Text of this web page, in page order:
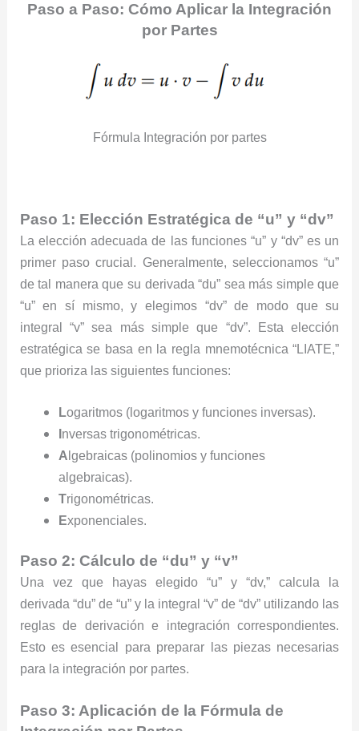
Paso a Paso: Cómo Aplicar la Integración
por Partes
Fórmula Integración por partes
Paso 1: Elección Estratégica de “u” y “dv”
La elección adecuada de las funciones “u” y “dv” es un
primer paso crucial. Generalmente, seleccionamos “u”
de tal manera que su derivada “du” sea más simple que
“u” en sí mismo, y elegimos “dv” de modo que su
integral “v” sea más simple que “dv”. Esta elección
estratégica se basa en la regla mnemotécnica “LIATE,”
que prioriza las siguientes funciones:
Logaritmos (logaritmos y funciones inversas).
nversas trigonométricas.
A lgebraicas (polinomios y funciones
algebraicas).
Trigonométricas.
Exponenciales.
Paso 2: Cálculo de “du” y “v”
Una vez que hayas elegido “u” y “dv,” calcula la
derivada “du” de “u” y la integral “v” de “dv” utilizando las
reglas de derivación e integración correspondientes.
Esto es esencial para preparar las piezas necesarias
para la integración por partes.
Paso 3: Aplicación de la Fórmula de